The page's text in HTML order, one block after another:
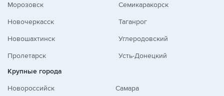
Морозовск
Новочеркасск
Новошахтинск
Пролетарск
Семикаракорск
Таганрог
Углеродовский
Усть-Донецкий
Крупные города
Новороссийск
Самара